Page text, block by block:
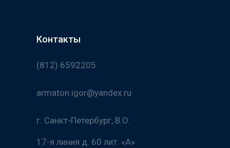
Контакты
(812) 6592205
armaton.igor@yandex.ru
г. Санкт-Петербург, В.О.
17-я линия д. 60 лит. «А»